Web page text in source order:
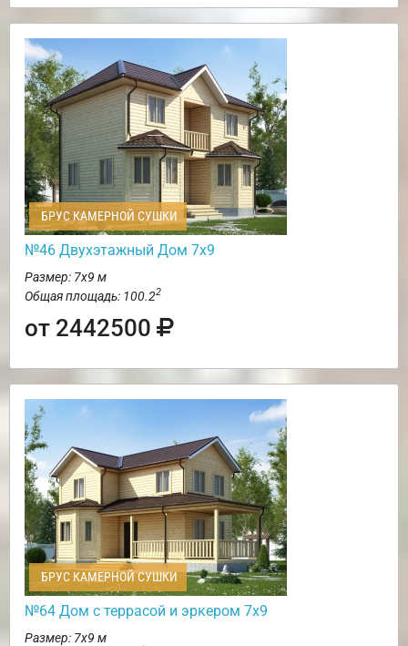
БРУС КАМЕРНОЙ СУШКИ
№46 Двухэтажный Дом 7х9
Размер: 7х9 м
Общая площадь: 100.22
от 2442500
БРУС КАМЕРНОЙ СУШКИ
№64 Дом с террасой и эркером 7х9
Размер: 7х9 м